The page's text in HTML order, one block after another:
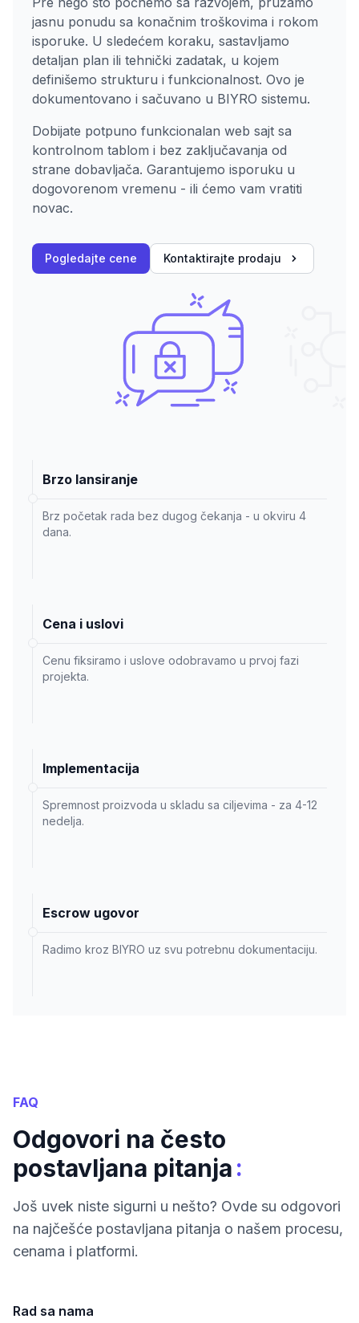
jasnu ponudu sa konačnim troškovima i rokom
isporuke. U sledećem koraku, sastavljamo
detaljan plan ili tehnički zadatak, u kojem
definišemo strukturu i funkcionalnost. Ovo je
dokumentovano i sačuvano u BIYRO sistemu.
Dobijate potpuno funkcionalan web sajt sa
kontrolnom tablom i bez zaključavanja od
strane dobavljača. Garantujemo isporuku u
dogovorenom vremenu - ili ćemo vam vratiti
novac.
Pogledajte cene Kontaktirajte prodaju
Brzo lansiranje
Brz početak rada bez dugog čekanja - u okviru 4
dana.
Cena i uslovi
Cenu fiksiramo i uslove odobravamo u prvoj fazi
projekta.
Implementacija
Spremnost proizvoda u skladu sa ciljevima - za 4-12
nedelja.
Escrow ugovor
Radimo kroz BIYRO uz svu potrebnu dokumentaciju.
FAQ
Odgovori na često
postavljana pitanja:
Još uvek niste sigurni u nešto? Ovde su odgovori
na najčešće postavljana pitanja o našem procesu,
cenama i platformi.
Rad sa nama